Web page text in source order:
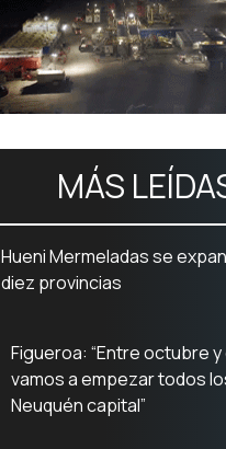
MÁS
Hueni Mermeladas se
diez provincias
Figueroa: “Entre octubre
vamos a empezar todos
Neuquén capital”